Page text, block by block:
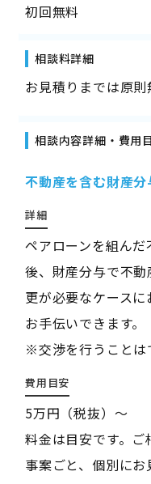
初回無料
相談料詳細
お見積りまでは原則
相談内容詳細・費用
不動産を含む財産
詳細
ペアローンを組ん
後、財産分与で不
更が必要なケースに
お手伝いできます。
※交渉を行うことは
費用目安
5万円（税抜）〜
料金は目安です。ご
事案ごと、個別にお